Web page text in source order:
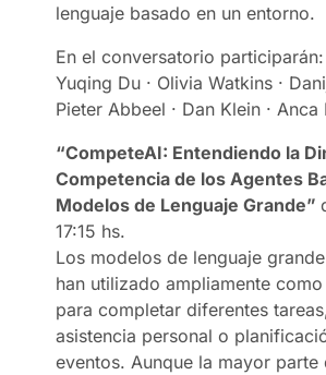
lenguaje basado en un entorno.
En el conversatorio participarán:
Yuqing Du · Olivia Watkins ·
Pieter Abbeel · Dan Klein · Anca
“CompeteAI: Entendiendo la
Competencia de los Agentes
Modelos de Lenguaje Grande”
17:15 hs.
Los modelos de lenguaje
han utilizado ampliamente
para completar diferentes
asistencia personal o
eventos. Aunque la mayor parte